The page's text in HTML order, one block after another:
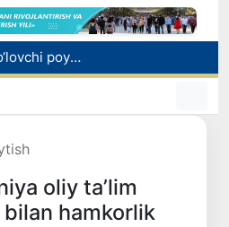
Xorvatiyada yuk va yo‘lovchi poyezdlarining to‘qnashib ketishi oqibatida 24 kishi jabrlandi
Bozor xizmatlarining 40 foizdan ortig‘i poytaxt hissasiga to‘g‘ri kelmoqda
Adolat, xolislik, rostlik va halollik muhitini yaratishga qaratilgan yangi qonun tafsiloti
oliy ta’lim
hamkorlik